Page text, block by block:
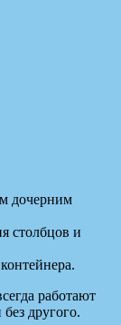
дочерним
столбцов и
работают
другого.